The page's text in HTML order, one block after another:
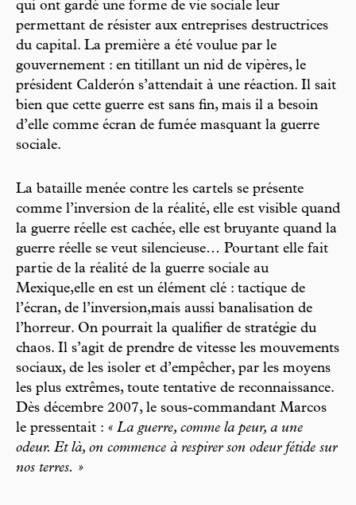
qui ont gardé une forme de vie sociale leur
permettant de résister aux entreprises destructrices
du capital. La première a été voulue par le
gouvernement : en titillant un nid de vipères, le
président Calderón s’attendait à une réaction. Il sait
bien que cette guerre est sans fin, mais il a besoin
d’elle comme écran de fumée masquant la guerre
sociale.
La bataille menée contre les cartels se présente
comme l’inversion de la réalité, elle est visible quand
la guerre réelle est cachée, elle est bruyante quand la
guerre réelle se veut silencieuse… Pourtant elle fait
partie de la réalité de la guerre sociale au
Mexique,elle en est un élément clé : tactique de
l’écran, de l’inversion,mais aussi banalisation de
l’horreur. On pourrait la qualifier de stratégie du
chaos. Il s’agit de prendre de vitesse les mouvements
sociaux, de les isoler et d’empêcher, par les moyens
les plus extrêmes, toute tentative de reconnaissance.
Dès décembre 2007, le sous-commandant Marcos
le pressentait : « La guerre, comme la peur, a une
odeur. Et là, on commence à respirer son odeur fétide sur
nos terres. »